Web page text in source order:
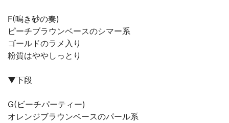
F(鳴き砂の奏)
ピーチブラウンベースのシマー系
ゴールドのラメ入り
粉質はややしっとり
▼下段
G(ビーチパーティー)
オレンジブラウンベースのパール系